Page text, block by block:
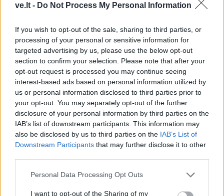
ve.lt - Do Not Process My Personal Information
If you wish to opt-out of the sale, sharing to third parties, or
processing of your personal or sensitive information for
targeted advertising by us, please use the below opt-out
section to confirm your selection. Please note that after your
opt-out request is processed you may continue seeing
interest-based ads based on personal information utilized by
us or personal information disclosed to third parties prior to
your opt-out. You may separately opt-out of the further
disclosure of your personal information by third parties on the
IAB’s list of downstream participants. This information may
also be disclosed by us to third parties on the IAB’s List of
Downstream Participants that may further disclose it to other
Personal Data Processing Opt Outs
I want to opt-out of the Sharing of my
Pasaulis
Zelenskis: balistinių
raketų perėmėjai galėjo
išgelbėti gyvybes
Pasaulis
Kas gali priversti Donaldą
Trumpą smogti Rusijai:
ekspertas atskleidė
netikėtą scenarijų
(3)